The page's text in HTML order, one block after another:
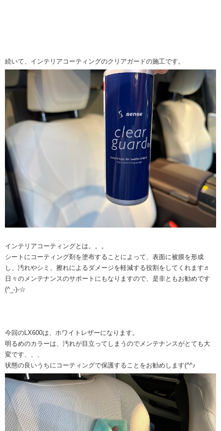
続いて、インテリアコーティングのクリアガードの施工です。
インテリアコーティングとは。。。
シートにコーティング剤を塗布することによって、表面に被膜を形成
し、汚れやシミ、擦れによるダメージを軽減する役割をしてくれます♬
日々のメンテナンスのサポートにもなりますので、是非ともお勧めです
(^_-)-☆
今回のLX600は、ホワイトレザーになります。
明るめのカラーは、汚れが目立ってしまうのでメンテナンスがとても大
変です、、、
状態の良いうちにコーティングで保護することをお勧めします(^^♪